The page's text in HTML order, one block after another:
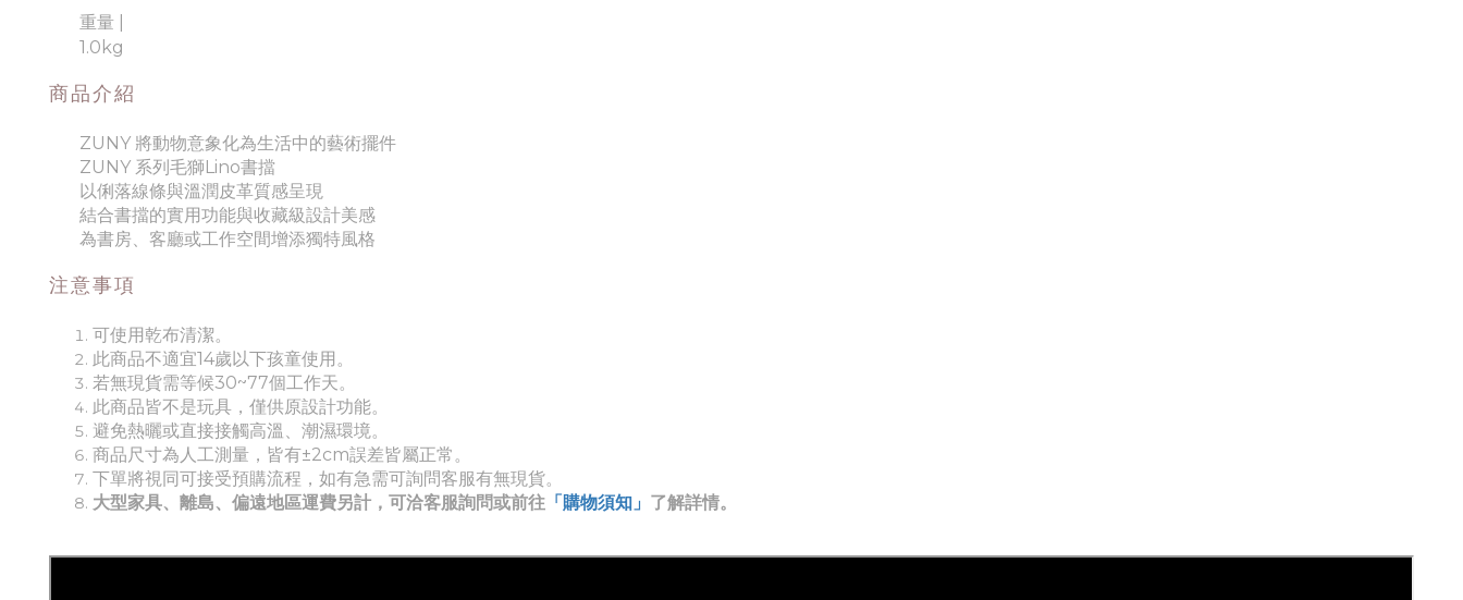
重量
1.0kg
商品介紹
ZUNY 將動物意象化為生活中的藝術擺件
ZUNY 系列毛獅Lino書擋
以俐落線條與溫潤皮革質感呈現
結合書擋的實用功能與收藏級設計美感
為書房、客廳或工作空間增添獨特風格
注意事項
可使用乾布清潔。
此商品不適宜14歲以下孩童使用。
若無現貨需等候30~77個工作天。
此商品皆不是玩具，僅供原設計功能。
避免熱曬或直接接觸高溫、潮濕環境。
商品尺寸為人工測量，皆有±2cm誤差皆屬正常。
下單將視同可接受預購流程，如有急需可詢問客服有無現貨。
大型家具、離島、偏遠地區運費另計，可洽客服詢問或前往 「購物須知」 了解詳情。